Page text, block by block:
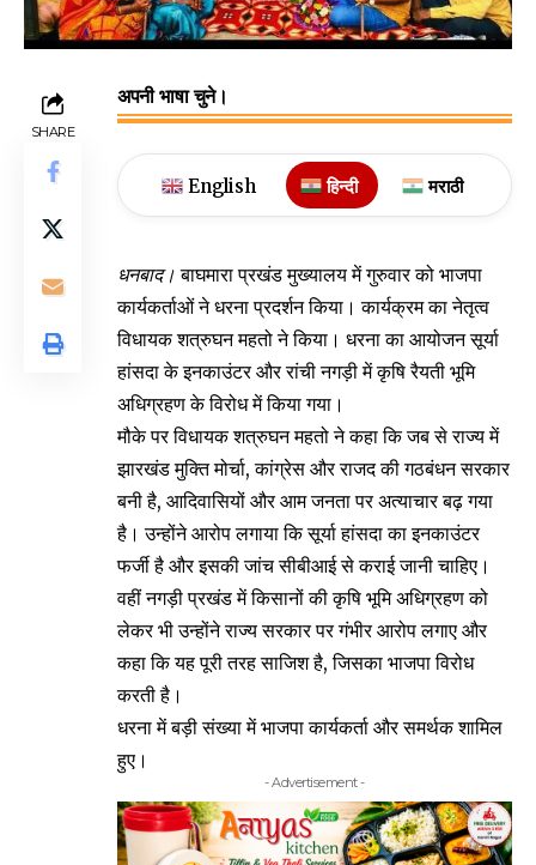
SHARE
अपनी भाषा चुने।
English हिन्दी मराठी
धनबाद। बाघमारा प्रखंड मुख्यालय में गुरुवार को भाजपा
कार्यकर्ताओं ने धरना प्रदर्शन किया। कार्यक्रम का नेतृत्व
विधायक शत्रुघन महतो ने किया। धरना का आयोजन सूर्या
हांसदा के इनकाउंटर और रांची नगड़ी में कृषि रैयती भूमि
अधिग्रहण के विरोध में किया गया।
मौके पर विधायक शत्रुघन महतो ने कहा कि जब से राज्य में
झारखंड मुक्ति मोर्चा, कांग्रेस और राजद की गठबंधन सरकार
बनी है, आदिवासियों और आम जनता पर अत्याचार बढ़ गया
है। उन्होंने आरोप लगाया कि सूर्या हांसदा का इनकाउंटर
फर्जी है और इसकी जांच सीबीआई से कराई जानी चाहिए।
वहीं नगड़ी प्रखंड में किसानों की कृषि भूमि अधिग्रहण को
लेकर भी उन्होंने राज्य सरकार पर गंभीर आरोप लगाए और
कहा कि यह पूरी तरह साजिश है, जिसका भाजपा विरोध
करती है।
धरना में बड़ी संख्या में भाजपा कार्यकर्ता और समर्थक शामिल
हुए।
- Advertisement -